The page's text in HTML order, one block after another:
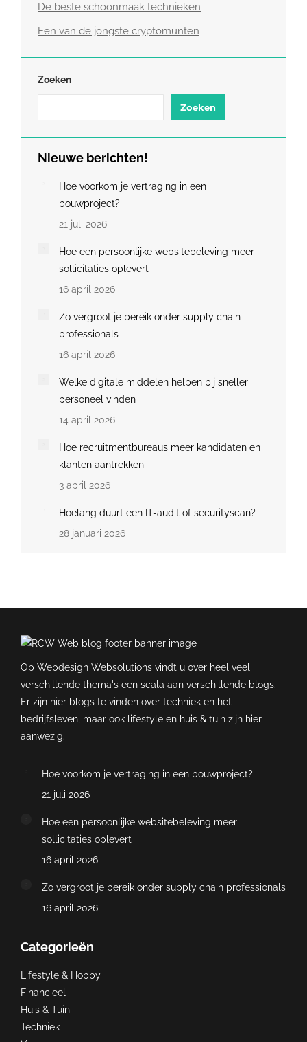
De beste schoonmaak technieken
Een van de jongste cryptomunten
Zoeken
Zoeken
Nieuwe berichten!
Hoe voorkom je vertraging in een
bouwproject?
21 juli 2026
Hoe een persoonlijke websitebeleving meer
sollicitaties oplevert
16 april 2026
Zo vergroot je bereik onder supply chain
professionals
16 april 2026
Welke digitale middelen helpen bij sneller
personeel vinden
14 april 2026
Hoe recruitmentbureaus meer kandidaten en
klanten aantrekken
3 april 2026
Hoelang duurt een IT-audit of securityscan?
28 januari 2026
Op Webdesign Websolutions vindt u over heel veel
verschillende thema's een scala aan verschillende blogs.
Er zijn hier blogs te vinden over techniek en het
bedrijfsleven, maar ook lifestyle en huis & tuin zijn hier
aanwezig.
Hoe voorkom je vertraging in een bouwproject?
21 juli 2026
Hoe een persoonlijke websitebeleving meer
sollicitaties oplevert
16 april 2026
Zo vergroot je bereik onder supply chain professionals
16 april 2026
Categorieën
Lifestyle & Hobby
Financieel
Huis & Tuin
Techniek